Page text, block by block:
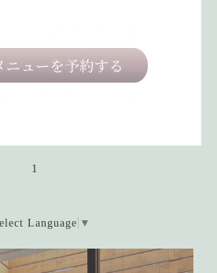
1
Language ▼